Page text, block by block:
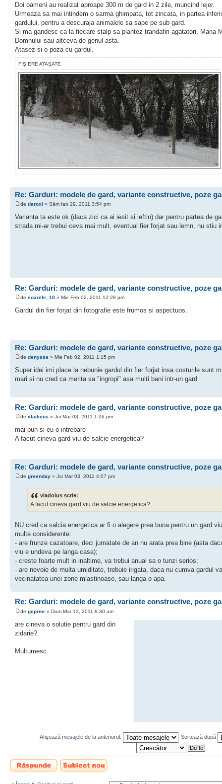
Doi oameni au realizat aproape 300 m de gard in 2 zile, muncind lejer.
Urmeaza sa mai intindem o sarma ghimpata, tot zincata, in partea
gardului, pentru a descuraja animalele sa sape pe sub gard.
Si ma gandesc ca la fiecare stalp sa plantez trandafiri agatatori, Mana
Domnului sau altceva de genul asta.
Atasez si o poza cu gardul.
FIŞIERE ATAŞATE
Re: Garduri: modele de gard, variante constructive, poze
de daroxi » Sâm Ian 29, 2011 3:54 pm
Varianta ta este ok (daca zici ca ai iesit si ieftin) dar pentru partea de
strada mi-ar trebui ceva mai mult, eventual fier forjat sau lemn, nu stiu
Re: Garduri: modele de gard, variante constructive, poze
de soarele_10 » Mie Feb 02, 2011 12:28 pm
Gardul din fier forjat din fotografie este frumos si aspectuos.
Re: Garduri: modele de gard, variante constructive, poze
de denysse » Mie Feb 02, 2011 1:15 pm
Super idei imi place la nebunie gardul din fier forjat insa costurile sunt
mari si nu cred ca merita sa "ingropi" asa multi bani intr-un gard
Re: Garduri: modele de gard, variante constructive, poze
de vladoius » Joi Mar 03, 2011 1:06 pm
mai pun si eu o intrebare
A facut cineva gard viu de salcie energetica?
Re: Garduri: modele de gard, variante constructive, poze
de greenday » Joi Mar 03, 2011 4:07 pm
vladoius scrie:
A facut cineva gard viu de salcie energetica?
NU cred ca salcia energetica ar fi o alegere prea buna pentru un gard
multe considerente:
- are frunze cazatoare, deci jumatate de an nu arata prea bine (asta
viu e undeva pe langa casa);
- creste foarte mult in inaltime, va trebui anual sa o tunzi serios;
- are nevoie de multa umiditate, trebuie irigata, daca nu cumva gardul
vecinatatea unei zone mlastinoase, sau langa o apa.
Re: Garduri: modele de gard, variante constructive, poze
de gcprmr » Dum Mar 13, 2011 8:30 am
are cineva o solutie pentru gard din
zidarie?
Multumesc
Afişează mesajele de la anteriorul: Sortează după
Scrie un răspuns
Scrie un subiect
nou